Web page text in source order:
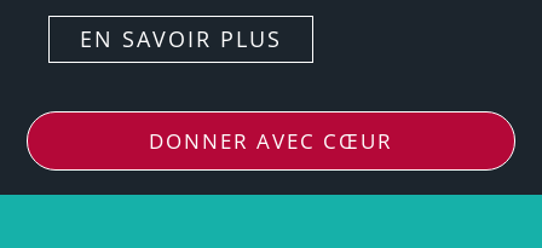
EN SAVOIR PLUS
DONNER AVEC CŒUR